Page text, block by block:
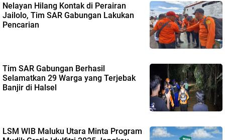
Nelayan Hilang Kontak di Perairan
Jailolo, Tim SAR Gabungan Lakukan
Pencarian
Tim SAR Gabungan Berhasil
Selamatkan 29 Warga yang Terjebak
Banjir di Halsel
LSM WIB Maluku Utara Minta Program